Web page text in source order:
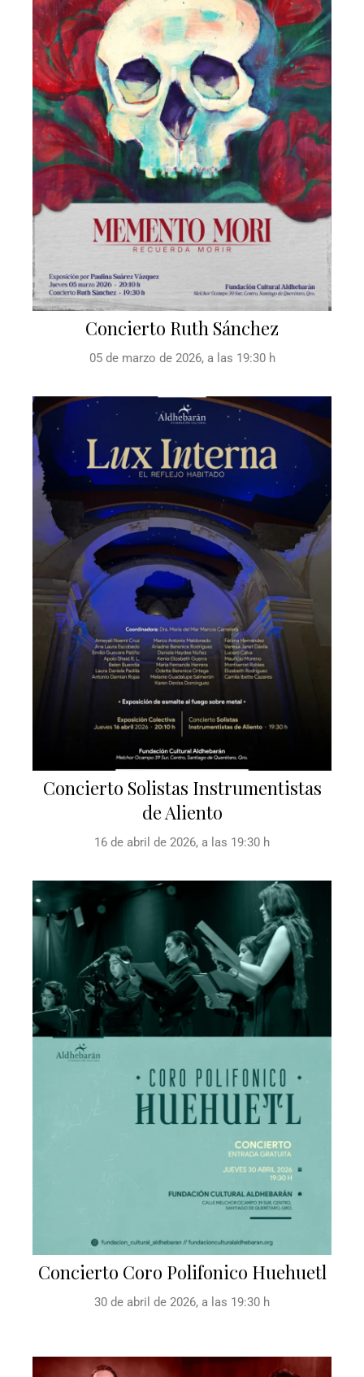
Concierto Ruth Sánchez
05 de marzo de 2026, a las 19:30 h
Concierto Solistas Instrumentistas
de Aliento
16 de abril de 2026, a las 19:30 h
Concierto Coro Polifonico Huehuetl
30 de abril de 2026, a las 19:30 h